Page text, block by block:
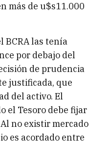
más de u$s11.000
BCRA las tenía
por debajo del
de prudencia
justificada, que
del activo. El
el Tesoro debe fijar
no existir mercado
es acordado entre